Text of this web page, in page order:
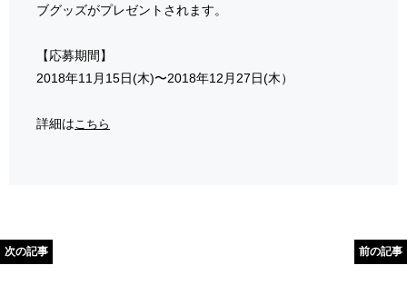
ブグッズがプレゼントされます。
【応募期間】
2018年11月15日(木)〜2018年12月27日(木）
詳細は こちら
次の記事 前の記事